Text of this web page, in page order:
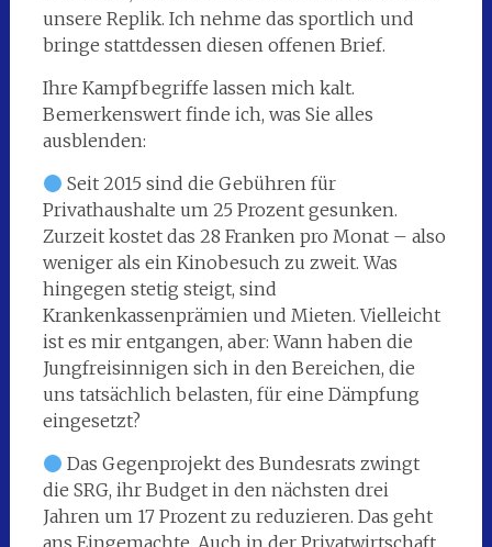
unsere Replik. Ich nehme das sportlich und
bringe stattdessen diesen offenen Brief.
Ihre Kampfbegriffe lassen mich kalt.
Bemerkenswert finde ich, was Sie alles
ausblenden:
Seit 2015 sind die Gebühren für
Privathaushalte um 25 Prozent gesunken.
Zurzeit kostet das 28 Franken pro Monat – also
weniger als ein Kinobesuch zu zweit. Was
hingegen stetig steigt, sind
Krankenkassenprämien und Mieten. Vielleicht
ist es mir entgangen, aber: Wann haben die
Jungfreisinnigen sich in den Bereichen, die
uns tatsächlich belasten, für eine Dämpfung
eingesetzt?
Das Gegenprojekt des Bundesrats zwingt
die SRG, ihr Budget in den nächsten drei
Jahren um 17 Prozent zu reduzieren. Das geht